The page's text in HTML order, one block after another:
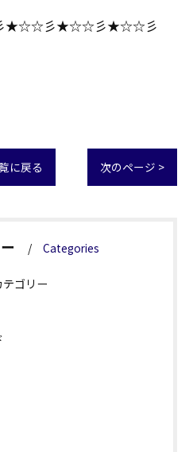
彡★☆☆彡★☆☆彡
に戻る 次のページ >
Categories
ゴリー